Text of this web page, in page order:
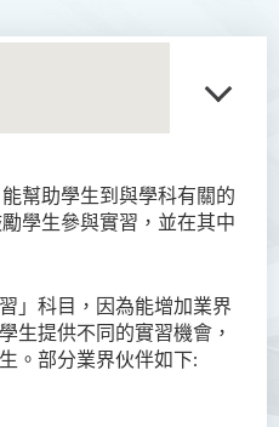
幫助學生到與學科有關的
學生參與實習，並在其中
」科目，因為能增加業界
生提供不同的實習機會，
。部分業界伙伴如下:
及文化（榮譽）文學士
科技（榮譽）文學士
管理（榮譽）學士